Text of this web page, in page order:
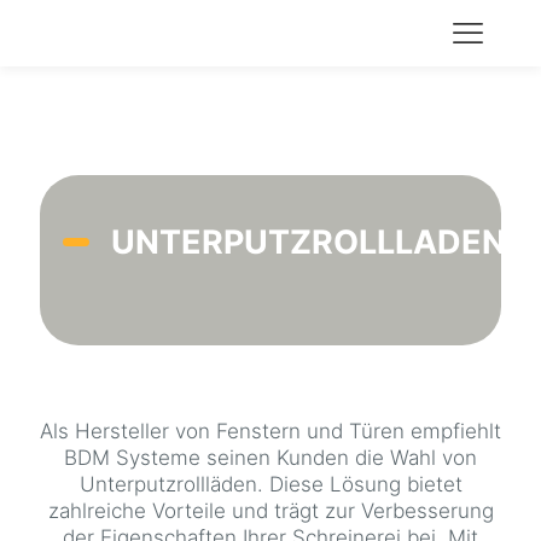
UNTERPUTZROLLLADEN
Als Hersteller von Fenstern und Türen empfiehlt
BDM Systeme seinen Kunden die Wahl von
Unterputzrollläden. Diese Lösung bietet
zahlreiche Vorteile und trägt zur Verbesserung